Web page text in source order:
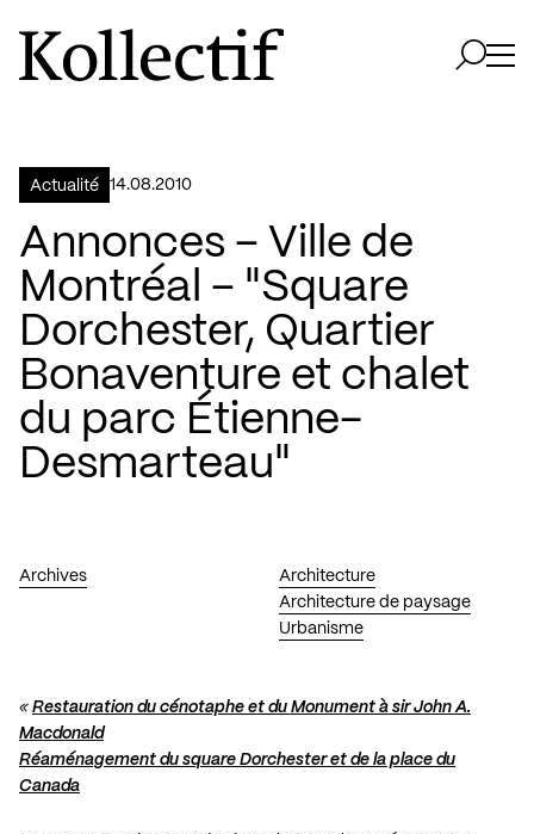
Aller à la page d'accueil
Logo Kollectif
Actualité 14.08.2010
Annonces – Ville de
Montréal – "Square
Dorchester, Quartier
Bonaventure et chalet
du parc Étienne-
Desmarteau"
Archives
Architecture
Architecture de paysage
Urbanisme
« Restauration du cénotaphe et du Monument à sir John A.
Macdonald
Réaménagement du square Dorchester et de la place du
Canada